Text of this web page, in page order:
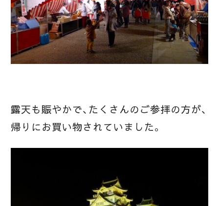
露天も賑やかで、たくさんのご参拝の方が、
帰りにお買い物されていました。